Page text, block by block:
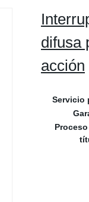
difusa
acción
Servicio